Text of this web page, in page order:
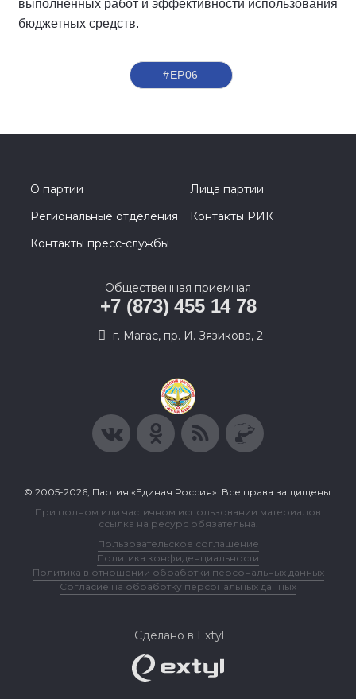
выполненных работ и эффективности использования
бюджетных средств.
#ЕР06
О партии
Лица партии
Региональные отделения
Контакты РИК
Контакты пресс-службы
Общественная приемная
+7 (873) 455 14 78
г. Магас, пр. И. Зязикова, 2
© 2005-2026, Партия «Единая Россия». Все права защищены.
При полном или частичном использовании материалов
ссылка на ресурс обязательна.
Пользовательское соглашение
Политика конфиденциальности
Политика в отношении обработки персональных данных
Согласие на обработку персональных данных
Сделано в Extyl